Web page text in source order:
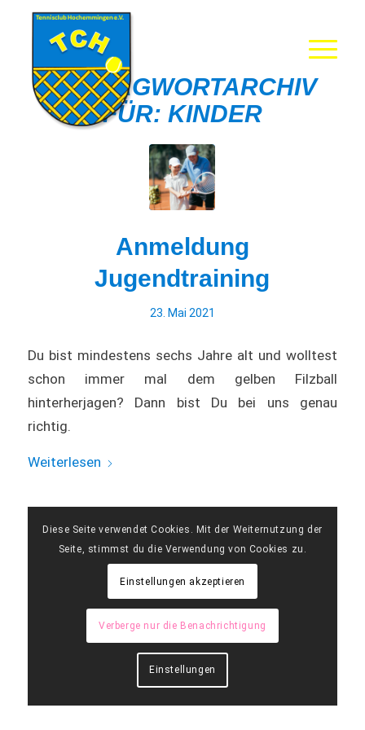
SCHLAGWORTARCHIV
FÜR: KINDER
Anmeldung
Jugendtraining
23. Mai 2021
Du bist mindestens sechs Jahre alt und wolltest
schon immer mal dem gelben Filzball
hinterherjagen? Dann bist Du bei uns genau
richtig.
Weiterlesen
Diese Seite verwendet Cookies. Mit der Weiternutzung der
Seite, stimmst du die Verwendung von Cookies zu.
Einstellungen akzeptieren
Verberge nur die Benachrichtigung
Einstellungen